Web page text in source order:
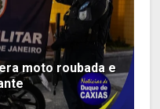
moto roubada e